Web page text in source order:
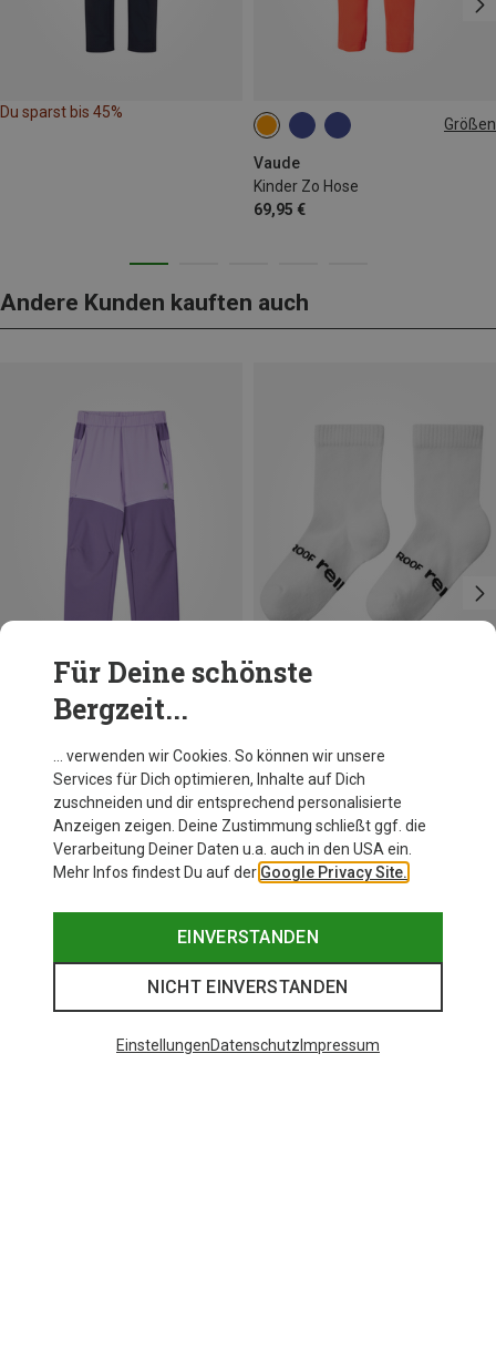
Du sparst bis 45%
Größen
Vaude
Kinder Zo Hose
69,95 €
134|140
146|152
158|164
Andere Kunden kauften auch
Kinder Kaveris Zip-Off Hose
140 146 152
Für Deine schönste
Bergzeit...
… verwenden wir Cookies. So können wir unsere
Services für Dich optimieren, Inhalte auf Dich
zuschneiden und dir entsprechend personalisierte
Anzeigen zeigen. Deine Zustimmung schließt ggf. die
Verarbeitung Deiner Daten u.a. auch in den USA ein.
Mehr Infos findest Du auf der Google Privacy Site.
EINVERSTANDEN
NICHT EINVERSTANDEN
EinstellungenDatenschutz Impressum